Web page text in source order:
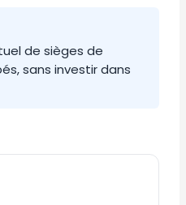
de sièges de
sans investir dans